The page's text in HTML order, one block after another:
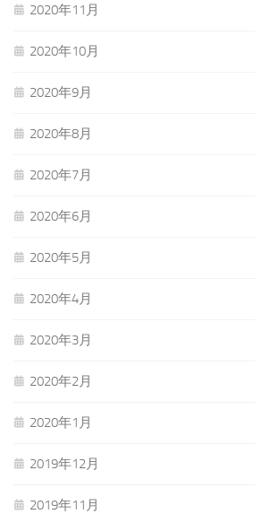
2020年11月
2020年10月
2020年9月
2020年8月
2020年7月
2020年6月
2020年5月
2020年4月
2020年3月
2020年2月
2020年1月
2019年12月
2019年11月